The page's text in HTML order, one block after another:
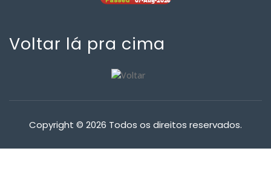
Voltar lá pra cima
Copyright © 2026 Todos os direitos reservados.